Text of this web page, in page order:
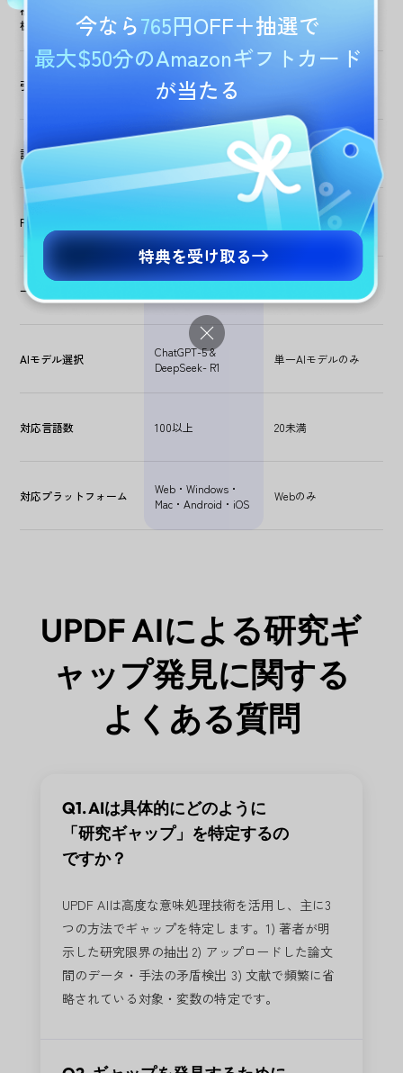
複数論文のギャップ分
析
引用文献のサポート
論文間の関連性分析
PDF内で直接作業
一括アップロード
AIモデル選択
ChatGPT-5 &
DeepSeek- R1
単一AIモデルのみ
対応言語数 100以上 20未満
対応プラットフォーム
Web・Windows・
Mac・Android・iOS
Webのみ
UPDF AIによる研究ギ
ャップ発見に関する
よくある質問
Q1. AIは具体的にどのように
「研究ギャップ」を特定するの
ですか？
UPDF AIは高度な意味処理技術を活用し、主に3
つの方法でギャップを特定します。1) 著者が明
示した研究限界の抽出 2) アップロードした論文
間のデータ・手法の矛盾検出 3) 文献で頻繁に省
略されている対象・変数の特定です。
今なら765円OFF＋抽選で
最大$50分のAmazonギフトカード
が当たる
特典を受け取る